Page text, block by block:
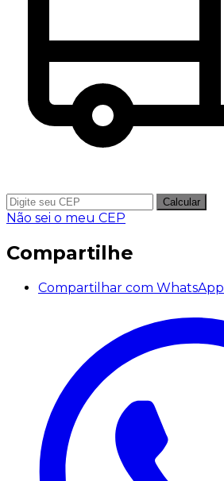
Calcular
Não sei o meu CEP
Compartilhe
Compartilhar com WhatsApp